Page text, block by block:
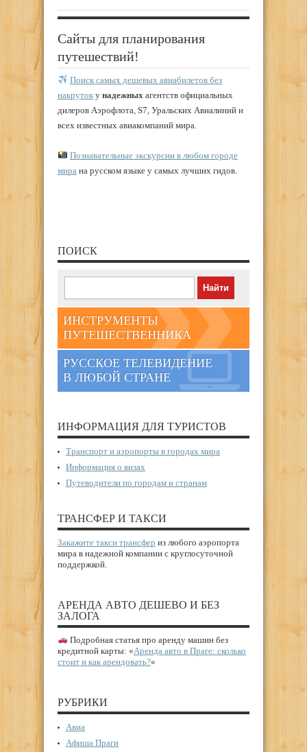
Сайты для планирования
путешествий!
Поиск самых дешевых авиабилетов без
накруток у надежных агентств официальных
дилеров Аэрофлота, S7, Уральских Авиалиний и
всех известных авиакомпаний мира.
Познавательные экскурсии в любом городе
мира на русском языке у самых лучших гидов.
ПОИСК
ИНСТРУМЕНТЫ
ПУТЕШЕСТВЕННИКА
РУССКОЕ ТЕЛЕВИДЕНИЕ
В ЛЮБОЙ СТРАНЕ
ИНФОРМАЦИЯ ДЛЯ ТУРИСТОВ
Транспорт и аэропорты в городах мира
Информация о визах
Путеводители по городам и странам
ТРАНСФЕР И ТАКСИ
Закажите такси трансфер из любого аэропорта
мира в надежной компании с круглосуточной
поддержкой.
АРЕНДА АВТО ДЕШЕВО И БЕЗ
ЗАЛОГА
Подробная статья про аренду машин без
кредитной карты: «Аренда авто в Праге: сколько
стоит и как арендовать?«
РУБРИКИ
Авиа
Афиша Праги